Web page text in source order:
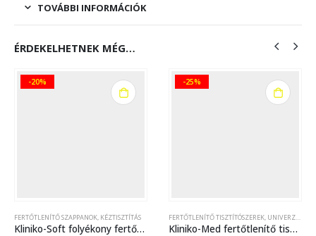
TOVÁBBI INFORMÁCIÓK
ÉRDEKELHETNEK MÉG…
SZAPPANOK,KÉZTISZTÍTÁS
Kliniko-Soft folyékony fertőtlenítő kéztisztító szappan – 5 liter
FERTŐTLENÍTŐ TISZTÍTÓSZEREK,UNIVERZÁLIS TISZTÍTÓSZEREK
Kliniko-Med fertőtlenítő tisztítószer – 10 liter